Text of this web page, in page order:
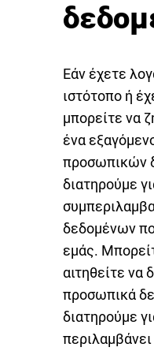
Εάν έχετε
ιστότοπο ή
μπορείτε να
ένα
προσωπικών
διατηρούμε
δεδομένων
εμάς.
αιτηθείτε να
προσωπικά
διατηρούμε